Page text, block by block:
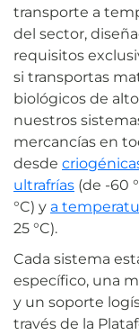
transporte a
del sector,
requisitos
si transportas
biológicos de
nuestros
mercancías en
desde
ultrafrías (de -60
°C) y a
25 °C).
Cada sistema
específico, una
y un soporte
través de la